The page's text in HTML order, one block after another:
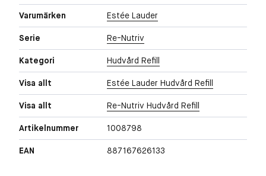
Varumärken Estée Lauder
Serie Re-Nutriv
Kategori Hudvård Refill
Visa allt Estée Lauder Hudvård Refill
Visa allt Re-Nutriv Hudvård Refill
Artikelnummer 1008798
EAN 887167626133